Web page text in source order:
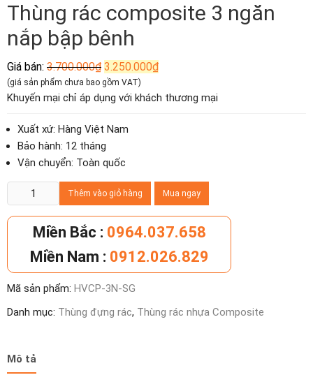
Thùng rác composite 3 ngăn
nắp bập bênh
Giá bán: 3.700.000₫ Giá
gốc
là:
3.700.000₫.
3.250.000₫Giá
hiện
là:
(giá sản phẩm chưa bao gồm VAT)
Khuyến mại chỉ áp dụng với khách thương mại
Xuất xứ: Hàng Việt Nam
Bảo hành: 12 tháng
Vận chuyển: Toàn quốc
Thùng
rác
composite
nắp
bập
bênh
Thêm vào giỏ hàng Mua ngay
Miền Bắc : 0964.037.658
Miền Nam : 0912.026.829
Mã sản phẩm: HVCP-3N-SG
Danh mục: Thùng đựng rác, Thùng rác nhựa Composite
Mô tả